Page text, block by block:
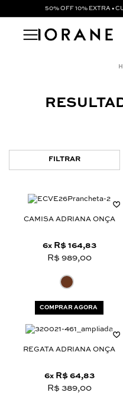
50% OFF 10% EXTRA •
FILTRAR
CAMISA ADRIANA ONÇA
6x R$ 164,83
R$ 989,00
COMPRAR AGORA
REGATA ADRIANA ONÇA
6x R$ 64,83
R$ 389,00